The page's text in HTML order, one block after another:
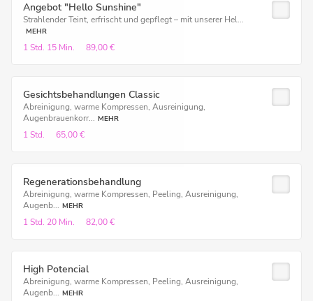
Angebot "Hello Sunshine"
Strahlender Teint, erfrischt und gepflegt – mit unserer Hel...
MEHR
1 Std. 15 Min. 89,00 €
Gesichtsbehandlungen Classic
Abreinigung, warme Kompressen, Ausreinigung,
Augenbrauenkorr... MEHR
1 Std. 65,00 €
Regenerationsbehandlung
Abreinigung, warme Kompressen, Peeling, Ausreinigung,
Augenb... MEHR
1 Std. 20 Min. 82,00 €
High Potencial
Abreinigung, warme Kompressen, Peeling, Ausreinigung,
Augenb... MEHR